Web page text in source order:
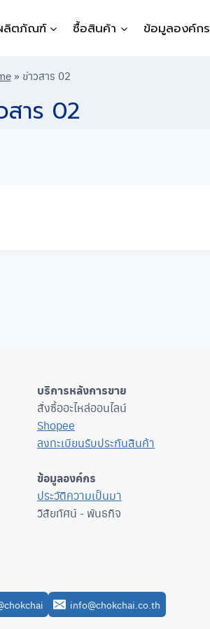
ลิตภัณฑ์ ซื้อสินค้า ข้อมูลองค์กร
» ข่าวสาร 02
สาร 02
บริการหลังการขาย
สั่งซื้ออะไหล่ออนไลน์
Shopee
ลงทะเบียนรับประกันสินค้า
ข้อมูลองค์กร
ประวัติความเป็นมา
วิสัยทัศน์ - พันธกิจ
info@chokchai.co.th